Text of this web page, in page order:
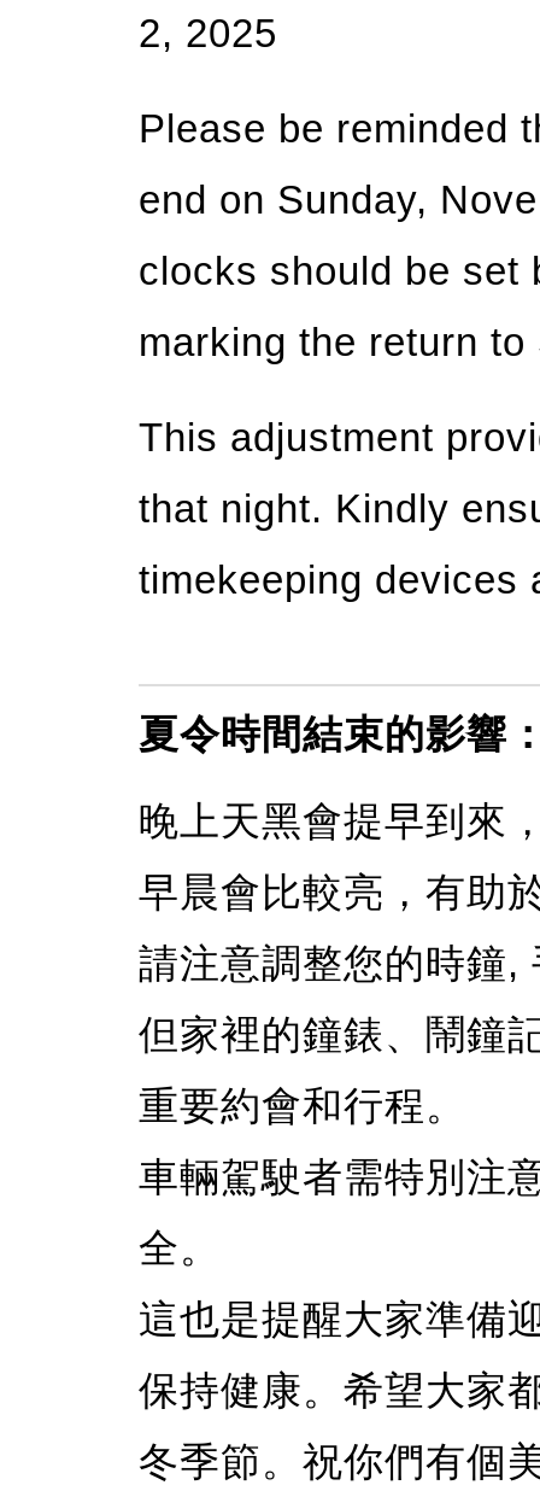
2, 2025
Please be reminded
end on Sunday,
clocks should be set
marking the return to
This adjustment
that night. Kindly
timekeeping devices
夏令時間結束的影響
晚上天黑會提早到來
早晨會比較亮，有助
請注意調整您的時鐘,
但家裡的鐘錶、鬧鐘
重要約會和行程。
車輛駕駛者需特別注
全。
這也是提醒大家準備
保持健康。希望大家
冬季節。祝你們有個